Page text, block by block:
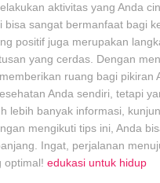
aktivitas yang Anda
sangat bermanfaat bagi
positif juga merupakan
yang cerdas. Dengan
ruang bagi pikiran
Anda sendiri, tetapi
lebih banyak informasi,
mengikuti tips ini, Anda
Ingat, perjalanan
optimal! edukasi untuk hidup